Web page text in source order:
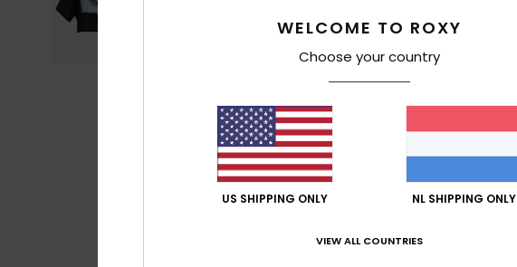
WELCOME TO ROXY
Choose your country
US SHIPPING ONLY NL SHIPPING ONLY
VIEW ALL COUNTRIES